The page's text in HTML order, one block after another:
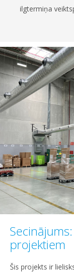
ilgtermiņa
projektiem
Šis projekts ir